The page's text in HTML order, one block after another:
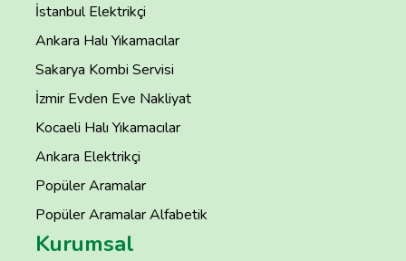
İstanbul Elektrikçi
Ankara Halı Yıkamacılar
Sakarya Kombi Servisi
İzmir Evden Eve Nakliyat
Kocaeli Halı Yıkamacılar
Ankara Elektrikçi
Popüler Aramalar
Popüler Aramalar Alfabetik
Kurumsal